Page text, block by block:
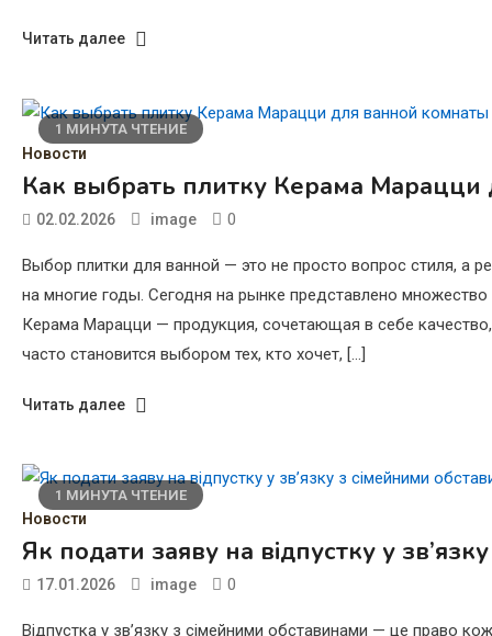
Читать далее
1 МИНУТА ЧТЕНИЕ
Новости
Как выбрать плитку Керама
02.02.2026 image 0
Выбор плитки для ванной — это не просто вопрос стиля, а
на многие годы. Сегодня на рынке представлено
Керама Марацци — продукция, сочетающая в себе
часто становится выбором тех, кто хочет, […]
Читать далее
1 МИНУТА ЧТЕНИЕ
Новости
Як подати заяву на відпустку у
17.01.2026 image 0
Відпустка у зв’язку з сімейними обставинами — це право